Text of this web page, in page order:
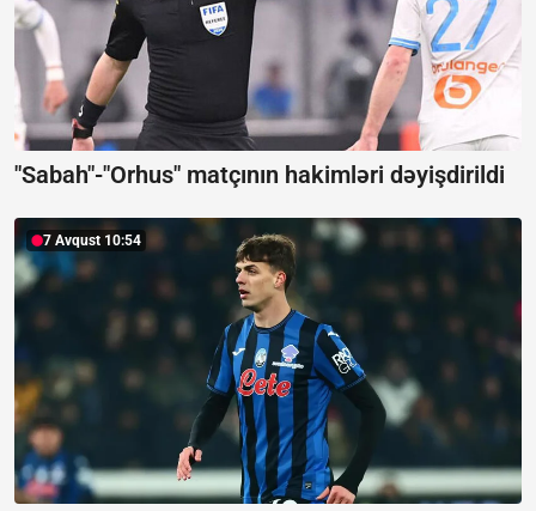
"Sabah"-"Orhus" matçının hakimləri dəyişdirildi
7 Avqust 10:54